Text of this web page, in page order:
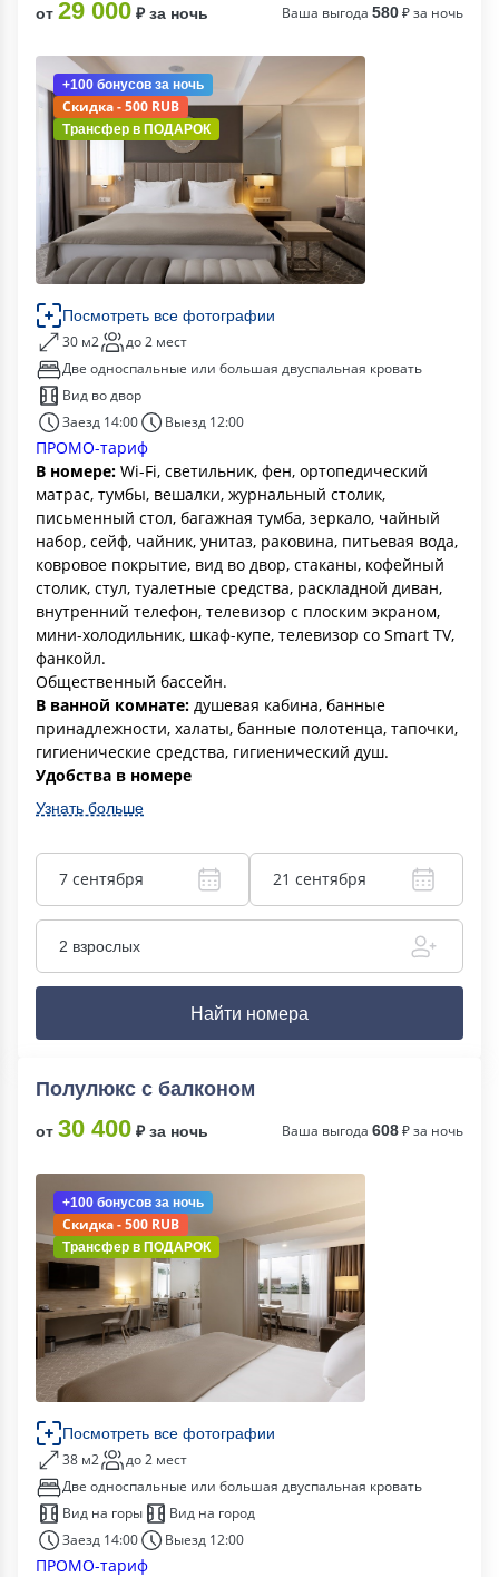
от 29 000 ₽ за ночь Ваша выгода 580₽ за ночь
+100 бонусов за ночь
Скидка - 500 RUB
Трансфер в ПОДАРОК
Посмотреть все фотографии
30 м2
до 2 мест
Две односпальные или большая двуспальная кровать
Вид во двор
Заезд 14:00
Выезд 12:00
ПРОМО-тариф
В номере: Wi-Fi, светильник, фен, ортопедический
матрас, тумбы, вешалки, журнальный столик,
письменный стол, багажная тумба, зеркало, чайный
набор, сейф, чайник, унитаз, раковина, питьевая вода,
ковровое покрытие, вид во двор, стаканы, кофейный
столик, стул, туалетные средства, раскладной диван,
внутренний телефон, телевизор с плоским экраном,
мини-холодильник, шкаф-купе, телевизор со Smart TV,
фанкойл.
Общественный бассейн.
В ванной комнате: душевая кабина, банные
принадлежности, халаты, банные полотенца, тапочки,
гигиенические средства, гигиенический душ.
Удобства в номере
Узнать больше
7 сентября 21 сентября
2 взрослых
Найти номера
Полулюкс c балконом
от 30 400 ₽ за ночь Ваша выгода 608₽ за ночь
+100 бонусов за ночь
Скидка - 500 RUB
Трансфер в ПОДАРОК
Посмотреть все фотографии
38 м2
до 2 мест
Две односпальные или большая двуспальная кровать
Вид на горы
Вид на город
Заезд 14:00
Выезд 12:00
ПРОМО-тариф